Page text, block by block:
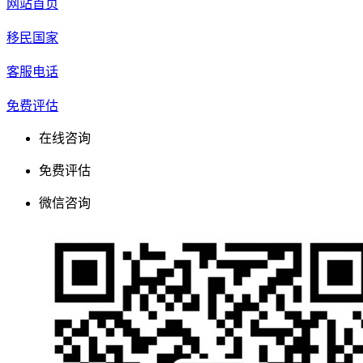
网站首页
移民国家
客服电话
免费评估
在线咨询
免费评估
微信咨询